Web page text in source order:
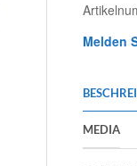
Melden
MEDIA